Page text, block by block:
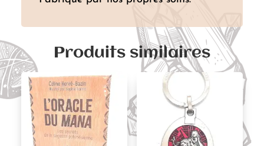
Produits similaires